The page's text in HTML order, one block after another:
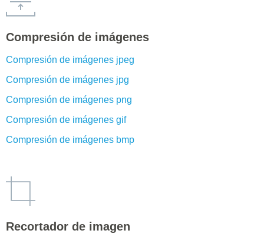
Compresión de imágenes
Compresión de imágenes jpeg
Compresión de imágenes jpg
Compresión de imágenes png
Compresión de imágenes gif
Compresión de imágenes bmp
Recortador de imagen